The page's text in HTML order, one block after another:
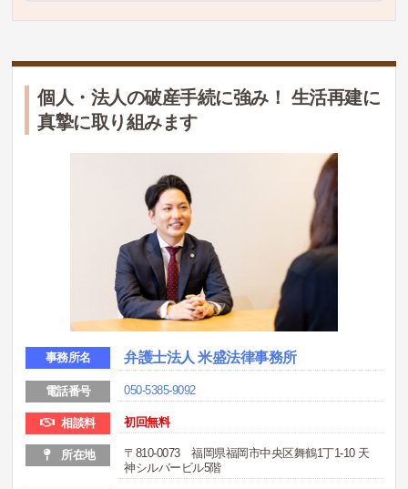
個人・法人の破産手続に強み！ 生活再建に
真摯に取り組みます
事務所名 弁護士法人 米盛法律事務所
電話番号 050-5385-9092
相談料 初回無料
所在地
〒810-0073 福岡県福岡市中央区舞鶴1丁1-10 天
神シルバービル5階